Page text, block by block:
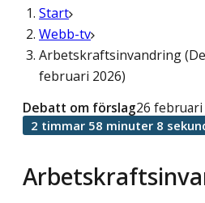
Start
Webb-tv
Arbetskraftsinvandring
februari 2026)
Debatt om förslag26 februari
2 timmar 58 minuter 8